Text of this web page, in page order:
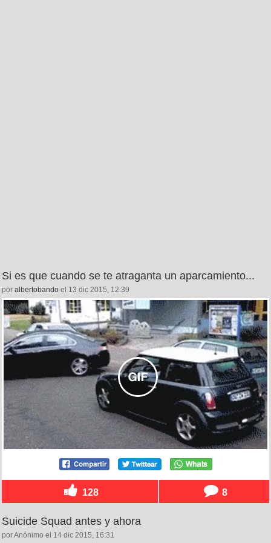
Si es que cuando se te atraganta un aparcamiento...
por albertobando el 13 dic 2015, 12:39
128 8
Suicide Squad antes y ahora
por Anónimo el 14 dic 2015, 16:31